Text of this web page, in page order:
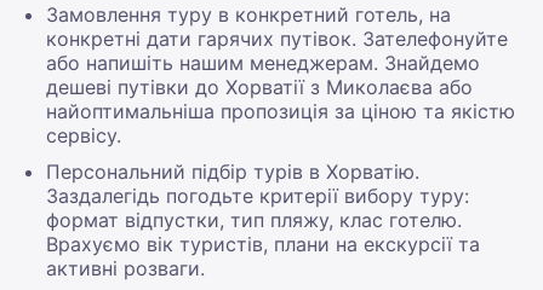
Замовлення туру в конкретний готель, на
конкретні дати гарячих путівок. Зателефонуйте
або напишіть нашим менеджерам. Знайдемо
дешеві путівки до Хорватії з Миколаєва або
найоптимальніша пропозиція за ціною та якістю
сервісу.
Персональний підбір турів в Хорватію.
Заздалегідь погодьте критерії вибору туру:
формат відпустки, тип пляжу, клас готелю.
Врахуємо вік туристів, плани на екскурсії та
активні розваги.